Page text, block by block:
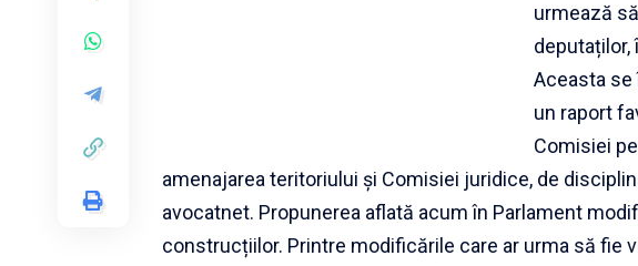
urmează
deputaților,
Aceasta
un raport
Comisiei
amenajarea teritoriului și Comisiei juridice, de
avocatnet. Propunerea aflată acum în Parlament
construcțiilor. Printre modificările care ar urma să fie